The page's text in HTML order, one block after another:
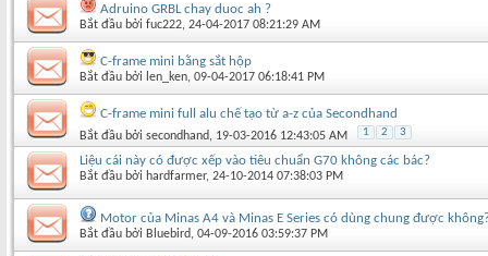
Adruino GRBL chay duoc ah ?
Bắt đầu bởi fuc222‎, 24-04-2017 08:21:29 AM
C-frame mini bằng sắt hộp
Bắt đầu bởi len_ken‎, 09-04-2017 06:18:41 PM
C-frame mini full alu chế tạo từ a-z của Secondhand
Bắt đầu bởi secondhand‎, 19-03-2016 12:43:05 AM 1 2 3
Liệu cái này có được xếp vào tiêu chuẩn G70 không các bác?
Bắt đầu bởi hardfarmer‎, 24-10-2014 07:38:03 PM
Motor của Minas A4 và Minas E Series có dùng chung được
Bắt đầu bởi Bluebird‎, 04-09-2016 03:59:37 PM